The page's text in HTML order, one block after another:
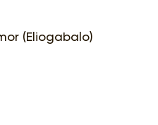
(Eliogabalo)